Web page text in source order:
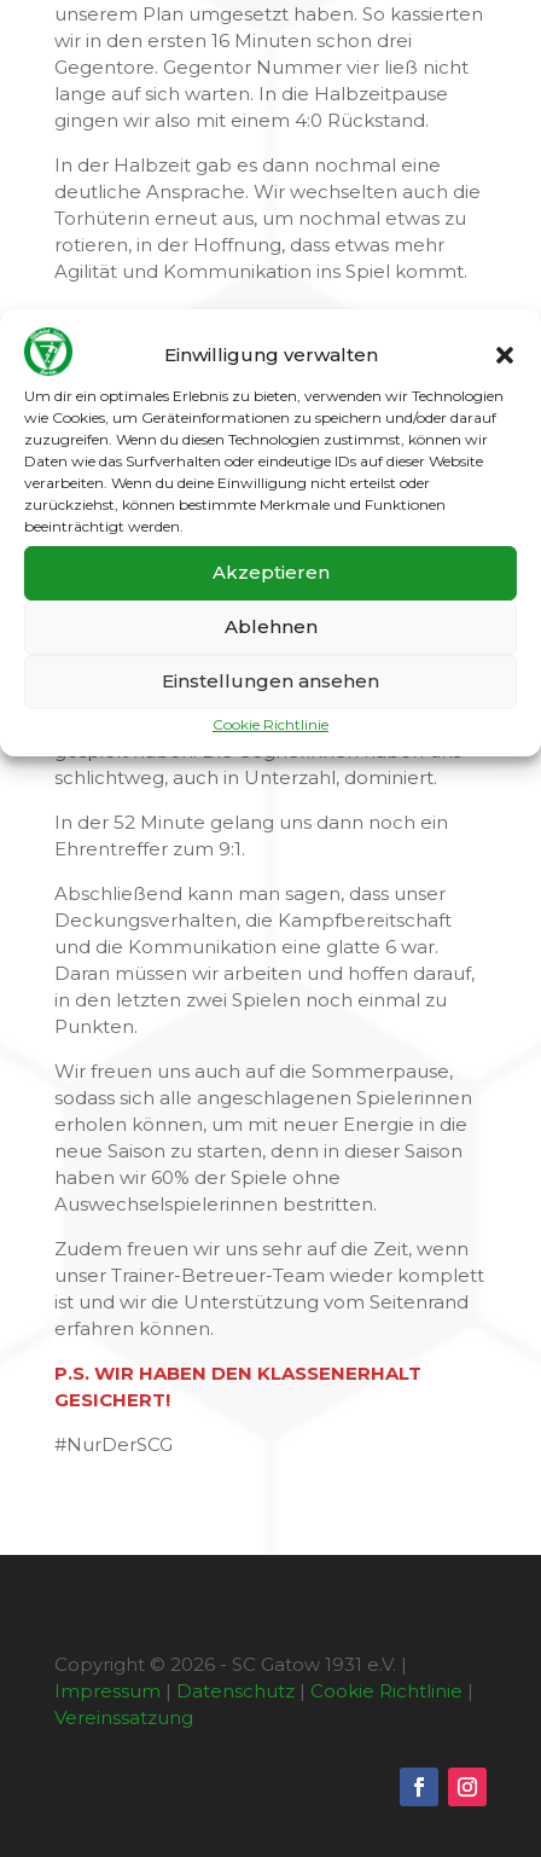
Einwilligung verwalten
Um dir ein optimales Erlebnis zu bieten, verwenden wir Technologien
wie Cookies, um Geräteinformationen zu speichern und/oder darauf
zuzugreifen. Wenn du diesen Technologien zustimmst, können wir
Daten wie das Surfverhalten oder eindeutige IDs auf dieser Website
verarbeiten. Wenn du deine Einwilligung nicht erteilst oder
zurückziehst, können bestimmte Merkmale und Funktionen
beeinträchtigt werden.
Akzeptieren
Ablehnen
Einstellungen ansehen
Cookie Richtlinie
unserem Plan umgesetzt haben. So kassierten
wir in den ersten 16 Minuten schon drei
Gegentore. Gegentor Nummer vier ließ nicht
lange auf sich warten. In die Halbzeitpause
gingen wir also mit einem 4:0 Rückstand.
In der Halbzeit gab es dann nochmal eine
deutliche Ansprache. Wir wechselten auch die
Torhüterin erneut aus, um nochmal etwas zu
rotieren, in der Hoffnung, dass etwas mehr
Agilität und Kommunikation ins Spiel kommt.
besser. Die angesprochenen Fehler wurden
direkt wieder umgesetzt… und so klingelte es
dann bereits nach zwei Minuten wieder in
unserem Tor. Gegentreffer sechs, sieben, acht
und neun folgten.
Auch unsere Gegnerinnen waren
personalgeschwächt ins Spiel gegangen und
hatten keine Wechselspielerinnen dabei. In
den letzten zwanzig Minuten spielten sie
verletzungsbedingt nur noch mit 5
Leider muss man sagen, dass es weder von
außen noch auf dem Spielfeld aufgefallen ist,
dass wir über zwanzig Minuten in Überzahl
gespielt haben. Die Gegnerinnen haben uns
schlichtweg, auch in Unterzahl, dominiert.
In der 52 Minute gelang uns dann noch ein
Ehrentreffer zum 9:1.
Abschließend kann man sagen, dass unser
Deckungsverhalten, die Kampfbereitschaft
und die Kommunikation eine glatte 6 war.
Daran müssen wir arbeiten und hoffen darauf,
in den letzten zwei Spielen noch einmal zu
Punkten.
Wir freuen uns auch auf die Sommerpause,
sodass sich alle angeschlagenen Spielerinnen
erholen können, um mit neuer Energie in die
neue Saison zu starten, denn in dieser Saison
haben wir 60% der Spiele ohne
Auswechselspielerinnen bestritten.
Zudem freuen wir uns sehr auf die Zeit, wenn
unser Trainer-Betreuer-Team wieder komplett
ist und wir die Unterstützung vom Seitenrand
erfahren können.
P.S. WIR HABEN DEN KLASSENERHALT
GESICHERT!
#NurDerSCG
Copyright © 2026 - SC Gatow 1931 e.V. |
Impressum | Datenschutz| Cookie Richtlinie |
Vereinssatzung